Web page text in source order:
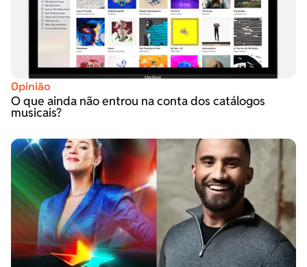
Opinião
O que ainda não entrou na conta dos catálogos
musicais?